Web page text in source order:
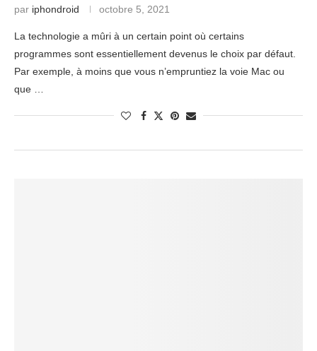
par iphondroid octobre 5, 2021
La technologie a mûri à un certain point où certains
programmes sont essentiellement devenus le choix par défaut.
Par exemple, à moins que vous n’empruntiez la voie Mac ou
que …